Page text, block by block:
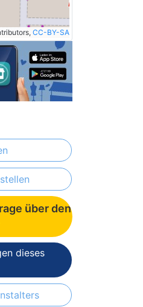
CC-BY-SA
über den
dieses